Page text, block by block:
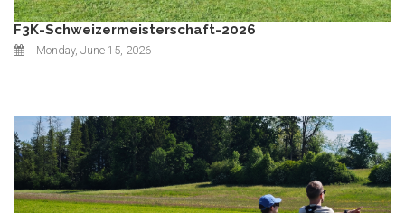
F3K-Schweizermeisterschaft-2026
Monday, June 15, 2026